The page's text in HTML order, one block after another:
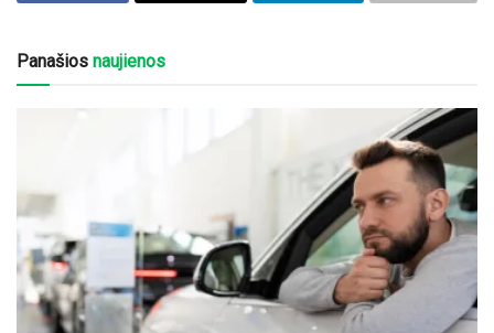
Panašios naujienos